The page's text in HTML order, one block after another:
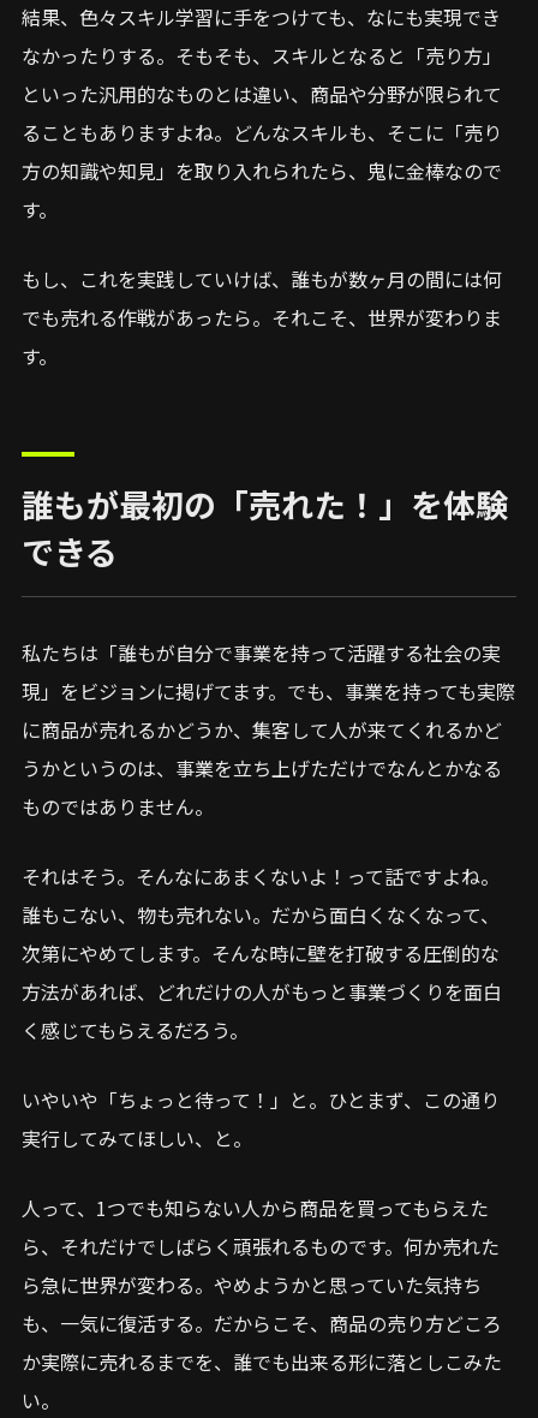
結果、色々スキル学習に手をつけても、なにも実現でき
なかったりする。そもそも、スキルとなると「売り方」
といった汎用的なものとは違い、商品や分野が限られて
ることもありますよね。どんなスキルも、そこに「売り
方の知識や知見」を取り入れられたら、鬼に金棒なので
す。
もし、これを実践していけば、誰もが数ヶ月の間には何
でも売れる作戦があったら。それこそ、世界が変わりま
す。
誰もが最初の「売れた！」を体験
できる
私たちは「誰もが自分で事業を持って活躍する社会の実
現」をビジョンに掲げてます。でも、事業を持っても実際
に商品が売れるかどうか、集客して人が来てくれるかど
うかというのは、事業を立ち上げただけでなんとかなる
ものではありません。
それはそう。そんなにあまくないよ！って話ですよね。
誰もこない、物も売れない。だから面白くなくなって、
次第にやめてします。そんな時に壁を打破する圧倒的な
方法があれば、どれだけの人がもっと事業づくりを面白
く感じてもらえるだろう。
いやいや「ちょっと待って！」と。ひとまず、この通り
実行してみてほしい、と。
人って、1つでも知らない人から商品を買ってもらえた
ら、それだけでしばらく頑張れるものです。何か売れた
ら急に世界が変わる。やめようかと思っていた気持ち
も、一気に復活する。だからこそ、商品の売り方どころ
か実際に売れるまでを、誰でも出来る形に落としこみた
い。